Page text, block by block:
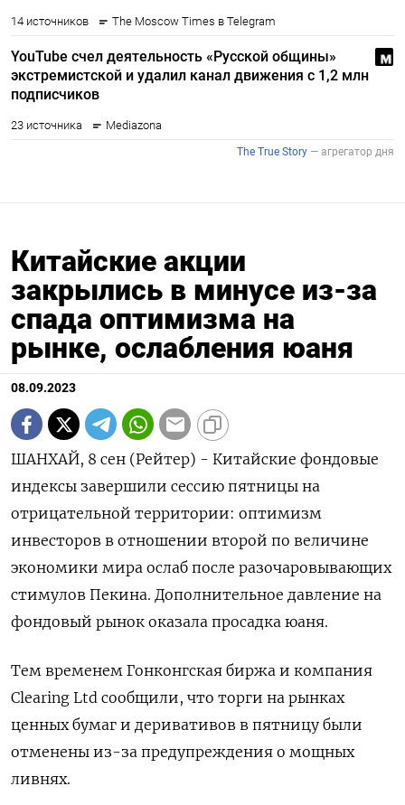
Китайские акции
закрылись в минусе из-за
спада оптимизма на
рынке, ослабления юаня
08.09.2023
ШАНХАЙ, 8 сен (Рейтер) - Китайские фондовые
индексы завершили сессию пятницы на
отрицательной территории: оптимизм
инвесторов в отношении второй по величине
экономики мира ослаб после разочаровывающих
стимулов Пекина. Дополнительное давление на
фондовый рынок оказала просадка юаня.
Тем временем Гонконгская биржа и компания
Clearing Ltd сообщили, что торги на рынках
ценных бумаг и деривативов в пятницу были
отменены из-за предупреждения о мощных
ливнях.